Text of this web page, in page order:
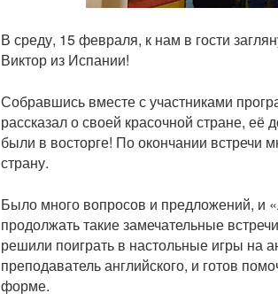
В среду, 15 февраля, к нам в гости
Виктор из Испании!
Собравшись вместе с участниками
рассказал о своей красочной стране, её
были в восторге! По окончании встречи
страну.
Было много вопросов и предложений, и
продолжать такие замечательные
решили поиграть в настольные игры на
преподаватель английского, и готов
форме.